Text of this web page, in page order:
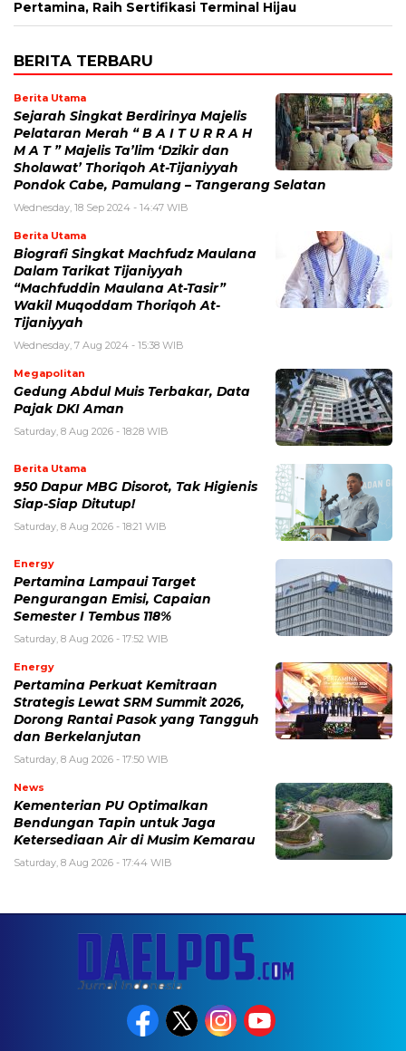
Pertamina, Raih Sertifikasi Terminal Hijau
BERITA TERBARU
Berita Utama
Sejarah Singkat Berdirinya Majelis
Pelataran Merah “ B A I T U R R A H
M A T ” Majelis Ta’lim ‘Dzikir dan
Sholawat’ Thoriqoh At-Tijaniyyah
Pondok Cabe, Pamulang – Tangerang Selatan
Wednesday, 18 Sep 2024 - 14:47 WIB
Berita Utama
Biografi Singkat Machfudz Maulana
Dalam Tarikat Tijaniyyah
“Machfuddin Maulana At-Tasir”
Wakil Muqoddam Thoriqoh At-
Tijaniyyah
Wednesday, 7 Aug 2024 - 15:38 WIB
Megapolitan
Gedung Abdul Muis Terbakar, Data
Pajak DKI Aman
Saturday, 8 Aug 2026 - 18:28 WIB
Berita Utama
950 Dapur MBG Disorot, Tak Higienis
Siap-Siap Ditutup!
Saturday, 8 Aug 2026 - 18:21 WIB
Energy
Pertamina Lampaui Target
Pengurangan Emisi, Capaian
Semester I Tembus 118%
Saturday, 8 Aug 2026 - 17:52 WIB
Energy
Pertamina Perkuat Kemitraan
Strategis Lewat SRM Summit 2026,
Dorong Rantai Pasok yang Tangguh
dan Berkelanjutan
Saturday, 8 Aug 2026 - 17:50 WIB
News
Kementerian PU Optimalkan
Bendungan Tapin untuk Jaga
Ketersediaan Air di Musim Kemarau
Saturday, 8 Aug 2026 - 17:44 WIB